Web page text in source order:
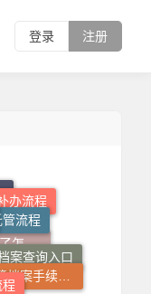
登录 注册
档案拆开了怎么补救
案查询入口
托管档案手续如何办理
程
办流程
流程